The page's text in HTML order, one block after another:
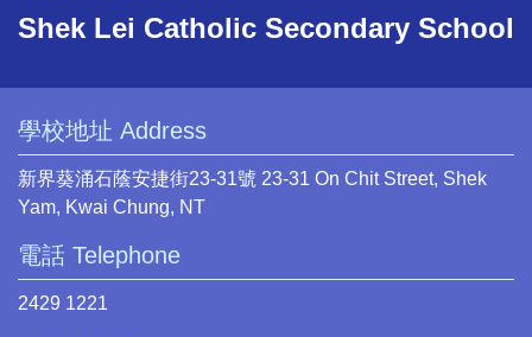
Shek Lei Catholic Secondary School
學校地址 Address
新界葵涌石蔭安捷街23-31號 23-31 On Chit Street, Shek
Yam, Kwai Chung, NT
電話 Telephone
2429 1221